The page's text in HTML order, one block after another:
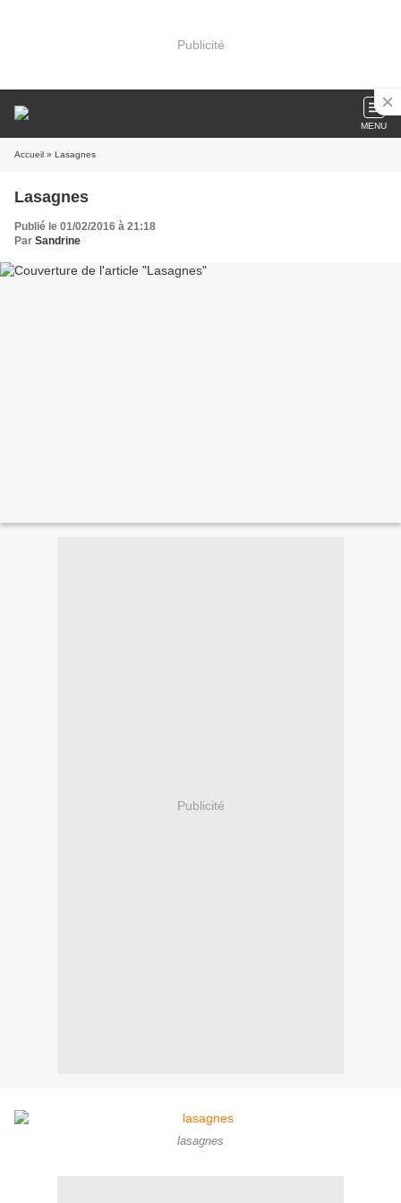
Publicité
MENU
Accueil » Lasagnes
Lasagnes
Publié le 01/02/2016 à 21:18
Par Sandrine
Publicité
lasagnes